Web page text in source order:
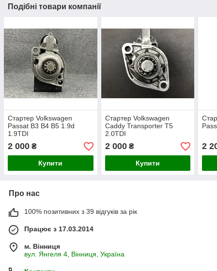
Подібні товари компанії
Стартер Volkswagen
Passat B3 B4 B5 1.9d
1.9TDI
2 000 ₴
Купити
Стартер Volkswagen
Caddy Transporter T5
2.0TDI
2 000₴
Купити
2
Про нас
100% позитивних з 39 відгуків за рік
Працює з 17.03.2014
м. Вінниця
вул. Янгеля 4, Вінниця, Україна